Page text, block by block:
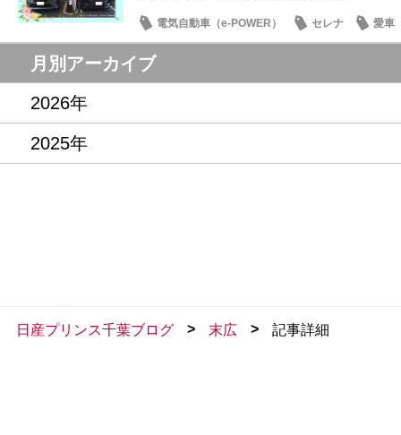
電気自動車（e-POWER） セレナ 愛車
月別アーカイブ
2026年
2025年
日産プリンス千葉ブログ > 末広 > 記事詳細